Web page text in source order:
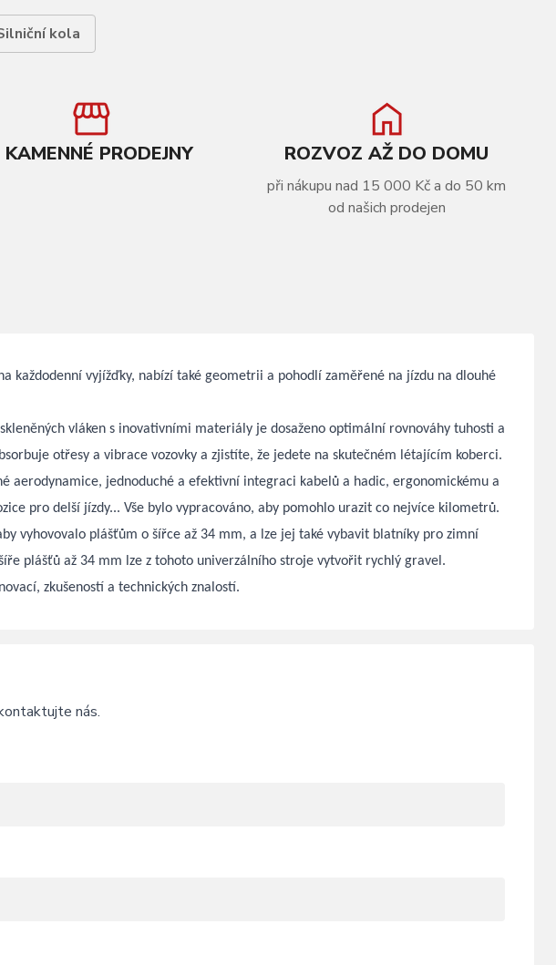
kola
PRODEJNY ROZVOZ AŽ DO DOMU
při nákupu nad 15 000 Kč a do 50 km
od našich prodejen
každodenní vyjížďky, nabízí také geometrii a pohodlí zaměřené na jízdu na dlouhé
vláken s inovativními materiály je dosaženo optimální rovnováhy tuhosti a
otřesy a vibrace vozovky a zjistíte, že jedete na skutečném létajícím koberci.
aerodynamice, jednoduché a efektivní integraci kabelů a hadic, ergonomickému a
pro delší jízdy... Vše bylo vypracováno, aby pomohlo urazit co nejvíce kilometrů.
vyhovovalo plášťům o šířce až 34 mm, a lze jej také vybavit blatníky pro zimní
plášťů až 34 mm lze z tohoto univerzálního stroje vytvořit rychlý gravel.
zkušeností a technických znalostí.
nás.